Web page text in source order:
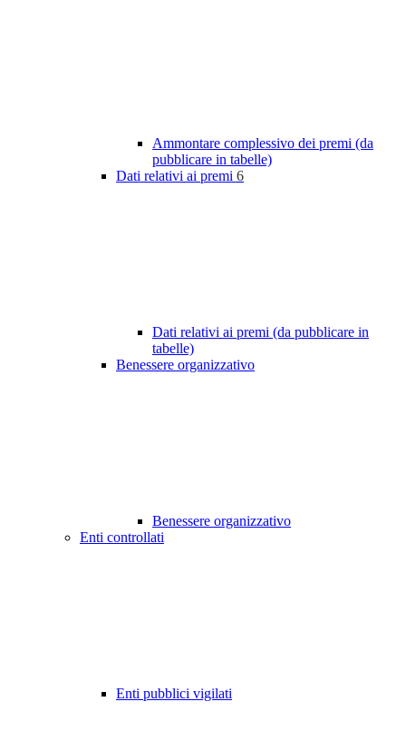
Ammontare complessivo dei premi (da
pubblicare in tabelle)
Dati relativi ai premi 6
Dati relativi ai premi (da pubblicare in
tabelle)
Benessere organizzativo
Benessere organizzativo
Enti controllati
Enti pubblici vigilati